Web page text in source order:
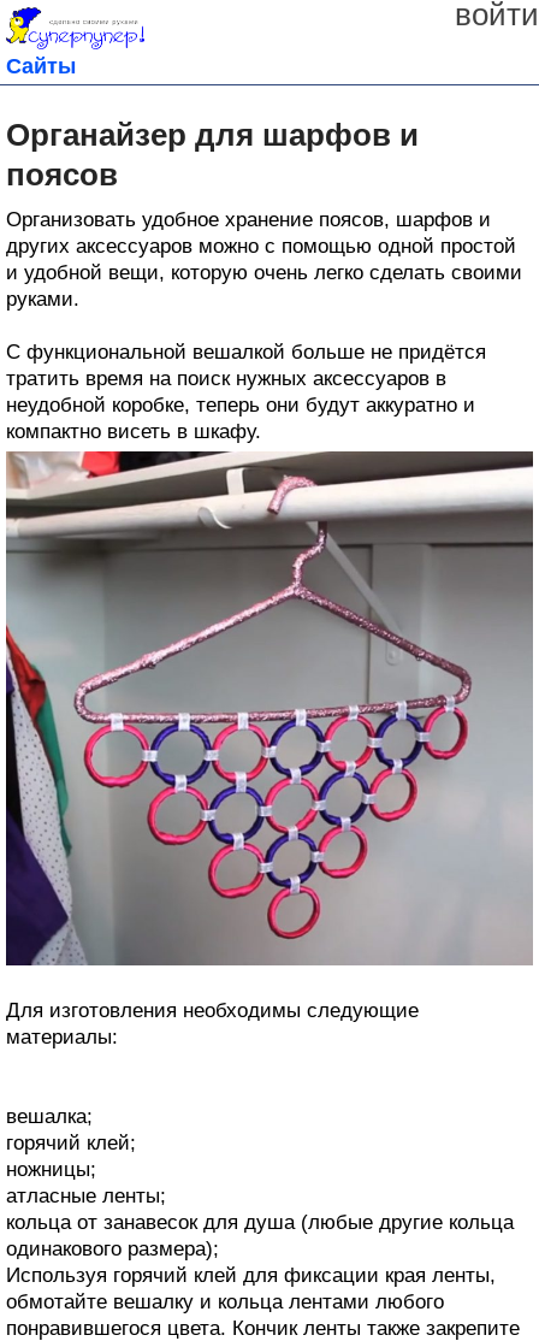
войти
Сайты
Органайзер для шарфов и
поясов
Организовать удобное хранение поясов, шарфов и
других аксессуаров можно с помощью одной простой
и удобной вещи, которую очень легко сделать своими
руками.
С функциональной вешалкой больше не придётся
тратить время на поиск нужных аксессуаров в
неудобной коробке, теперь они будут аккуратно и
компактно висеть в шкафу.
Для изготовления необходимы следующие
материалы:
вешалка;
горячий клей;
ножницы;
атласные ленты;
кольца от занавесок для душа (любые другие кольца
одинакового размера);
Используя горячий клей для фиксации края ленты,
обмотайте вешалку и кольца лентами любого
понравившегося цвета. Кончик ленты также закрепите